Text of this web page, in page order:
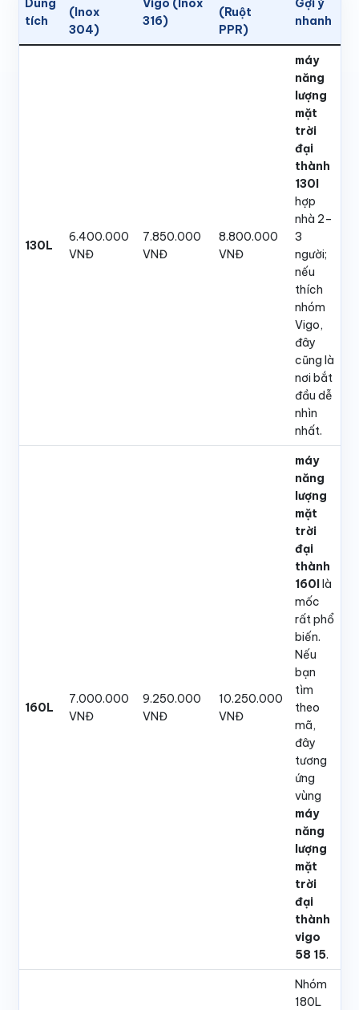
Dung
tích
(Inox
304)
Vigo (Inox
316)
(Ruột
PPR)
Gợi ý
nhanh
130L
6.400.000
VNĐ
7.850.000
VNĐ
8.800.000
VNĐ
máy
năng
lượng
mặt
trời
đại
thành
130l
hợp
nhà 2–
3
người;
nếu
thích
nhóm
Vigo,
đây
cũng là
nơi bắt
đầu dễ
nhìn
nhất.
160L
7.000.000
VNĐ
9.250.000
VNĐ
10.250.000
VNĐ
máy
năng
lượng
mặt
trời
đại
thành
160llà
mốc
rất phổ
biến.
Nếu
bạn
tìm
theo
mã,
đây
tương
ứng
vùng
máy
năng
lượng
mặt
trời
đại
thành
vigo
58 15.
Nhóm
180L